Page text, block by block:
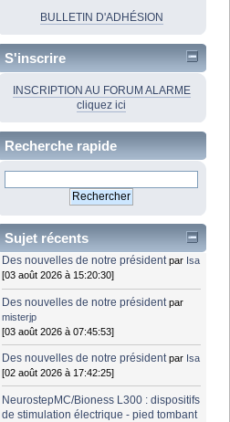
BULLETIN D'ADHÉSION
S'inscrire
INSCRIPTION AU FORUM ALARME
cliquez ici
Recherche rapide
Sujet récents
Des nouvelles de notre président par Isa
[03 août 2026 à 15:20:30]
Des nouvelles de notre président par
misterjp
[03 août 2026 à 07:45:53]
Des nouvelles de notre président par Isa
[02 août 2026 à 17:42:25]
NeurostepMC/Bioness L300 : dispositifs
de stimulation électrique - pied tombant